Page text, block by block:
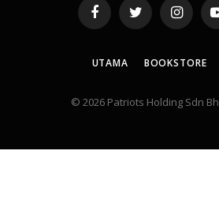
FacebookTwitter
UTAMA BOOKSTORE
© 2026 Patriots Holding Sdn